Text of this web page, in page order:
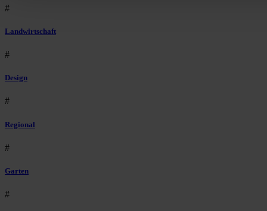
#
Landwirtschaft
#
Design
#
Regional
#
Garten
#